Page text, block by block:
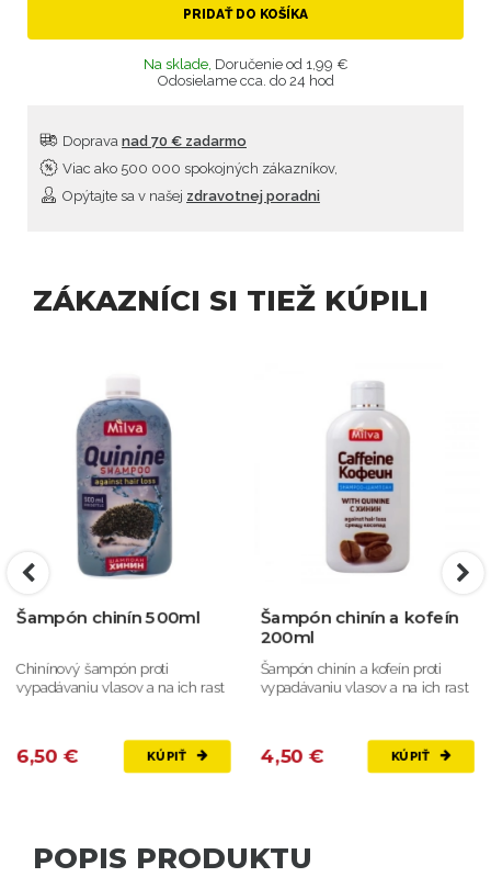
PRIDAŤ DO KOŠÍKA
Na sklade, Doručenie od 1,99 €
Odosielame cca. do 24 hod
Doprava nad 70 € zadarmo
Viac ako 500 000 spokojných zákazníkov,
Opýtajte sa v našej zdravotnej poradni
ZÁKAZNÍCI SI TIEŽ KÚPILI
Šampón chinín 500ml
Chinínový šampón proti
vypadávaniu vlasov a na ich rast
6,50 € KÚPIŤ
Šampón chinín a kofeín
200ml
Šampón chinín a kofeín proti
vypadávaniu vlasov a na ich rast
4,50 € KÚPIŤ
POPIS PRODUKTU